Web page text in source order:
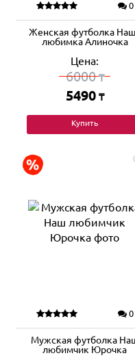
0
Женская футболка
любимка Алиночка
Цена:
6000₸
5490 ₸
Купить
0
Мужская футболка
любимчик Юрочка